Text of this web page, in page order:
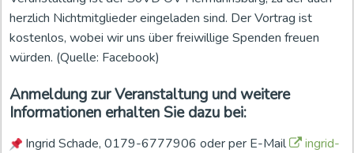
herzlich Nichtmitglieder eingeladen sind. Der Vortrag ist
kostenlos, wobei wir uns über freiwillige Spenden freuen
würden. (Quelle: Facebook)
Anmeldung zur Veranstaltung und weitere
Informationen erhalten Sie dazu bei:
Ingrid Schade, 0179-6777906 oder per E-Mail
ingrid-